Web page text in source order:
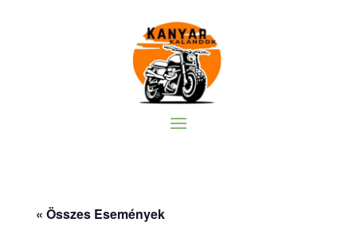
« Összes Események